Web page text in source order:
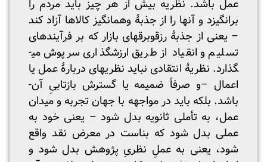
عمل باشد. نظریه بیش از هر چیز باید مردم را
برانگیزد و آنها را از جذبۀ وهم­انگیز کالاها آزاد کند
– یعنی از جذبۀ رزق­وبرق­های بازار که بر فرآیندهای
تسلیم و انقیاد از طریق ارزش­گذاری سرپوش می­
گذارد. نظریۀ انتقادی نباید نظریه­ای دربارۀ عمل یا
اعمال –و صرفاً ضمیمه یا گسترش بازتابیِ آن-
باشد. بلکه باید در مواجهه با جهان تجربه و میدان
عمل، به تأملی ثانویه بدل شود – یعنی خود به
عملی بدل شود که بناست در معرض نقد واقع
شود، یعنی به عملِ نظریِ پژوهش بدل شود و